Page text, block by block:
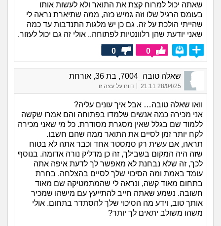
שאתה יכול למרוח קצת את התואר ולא לעשות אותו
בעומס הרגיל שלו וזה גמיש כזה, ממה שתיארת נראה לי
שהייתי הולכת על זה. גם כן יש מלגות התנדבות עד כמה
שאני יודעת שהן רלוונטיות לפתוחה.. אולי זה גם יכול לעזור.
0
0
שאלה טובה_7004, בת 36, אורחת
28/04/25 21:11
| דווח על עצה זו
וואו שאלה טובה… אבל איך עונים עליה?
אני מכירה כמה אנשים שלמדו בפתוחה והם אמרו שקשה
ללמוד שם בגלל שאין מסגרת מסודרת. כל מי שאני מכירה
לקח יותר זמן לסיים את התואר ממה שהם חשבו.
תראה, אם עשית רק סמסטר אחד וכבר אתה לא בטוח
שזה היה המקום בשבילך, זה כן מדליק נורה אדומה. בנוסף
לכך, זה שלא נבחנת לא מאפשר לך לדעת איפה אתה
עומד באמת ומה הסיכוי שלך לסיים בהצלחה. בחרת
בתחום מאוד קשה, ונראה לי שהמתמטיקה שם מאוד
חשובה. נשמע שאתה חייב להתייעץ עם מישהו שמכיר
אותך טוב, וידע מה הסיכוי שלך להסתדר בתחום. אולי
משהו משולב יתאים לך יותר?